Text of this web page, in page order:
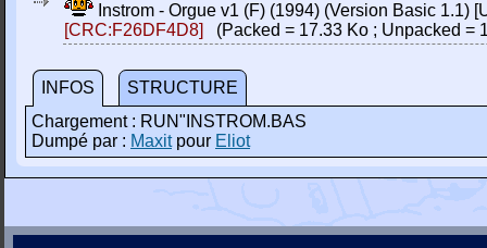
Instrom - Orgue v1 (F) (1994) (Version Basic 1.1)
[CRC:F26DF4D8]
(Packed = 17.33 Ko ; Unpacked =
INFOS
STRUCTURE
Chargement : RUN"INSTROM.BAS
Dumpé par : Maxitpour Eliot